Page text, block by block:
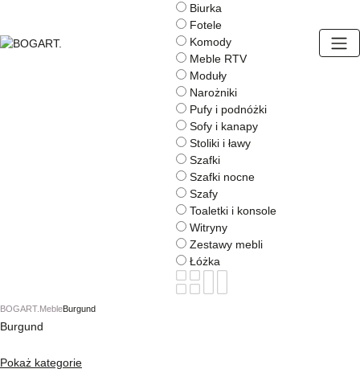
Biurka
Fotele
Komody
Meble RTV
Moduły
Narożniki
Pufy i podnóżki
Sofy i kanapy
Stoliki i ławy
Szafki
Szafki nocne
Szafy
Toaletki i konsole
Witryny
Zestawy mebli
Łóżka
BOGART. MebleBurgund
Burgund
Pokaż kategorie